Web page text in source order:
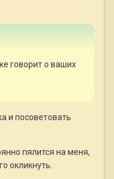
говорит о ваших
и посоветовать
пялится на меня,
окликнуть.